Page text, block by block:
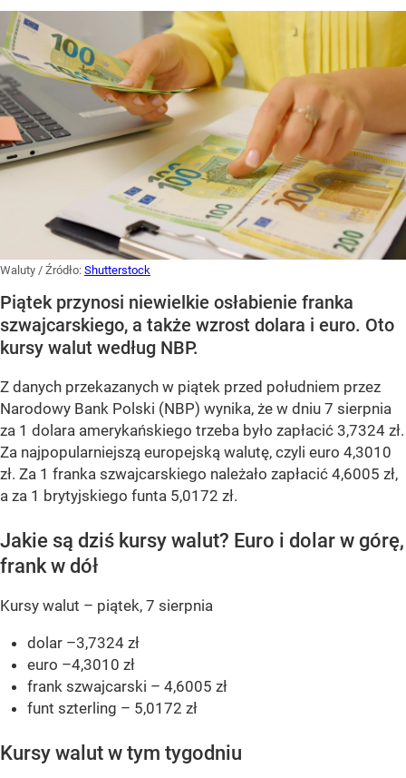
Waluty / Źródło: Shutterstock
Piątek przynosi niewielkie osłabienie franka
szwajcarskiego, a także wzrost dolara i euro. Oto
kursy walut według NBP.
Z danych przekazanych w piątek przed południem przez
Narodowy Bank Polski (NBP) wynika, że w dniu 7 sierpnia
za 1 dolara amerykańskiego trzeba było zapłacić 3,7324 zł.
Za najpopularniejszą europejską walutę, czyli euro 4,3010
zł. Za 1 franka szwajcarskiego należało zapłacić 4,6005 zł,
a za 1 brytyjskiego funta 5,0172 zł.
Jakie są dziś kursy walut? Euro i dolar w górę,
frank w dół
Kursy walut – piątek, 7 sierpnia
dolar –3,7324 zł
euro –4,3010 zł
frank szwajcarski – 4,6005 zł
funt szterling – 5,0172 zł
Kursy walut w tym tygodniu